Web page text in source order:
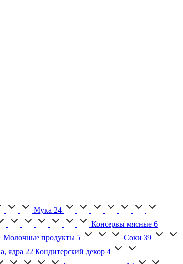
Мука 24
Консервы мясные 6
Молочные продукты 5 Соки 39
ядра 22 Кондитерский декор 4